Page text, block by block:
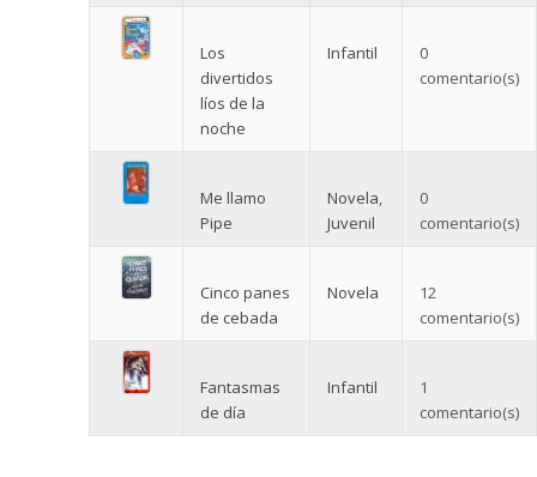
Los
divertidos
líos de la
noche
Infantil
0
comentario(s)
Me llamo
Pipe
Novela,
Juvenil
0
comentario(s)
Cinco panes
de cebada
Novela
12
comentario(s)
Fantasmas
de día
Infantil
1
comentario(s)